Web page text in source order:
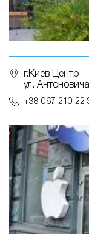
г.Киев Центр
ул.
+38 067 210 22